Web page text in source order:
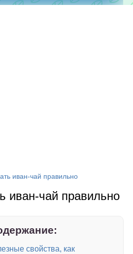
иван-чай правильно
иван-чай правильно
свойства, как